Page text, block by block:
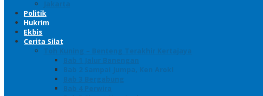
Jakarta
Politik
Hukrim
Ekbis
Cerita Silat
Toh Kuning – Benteng Terakhir Kertajaya
Bab 1 Jalur Banengan
Bab 2 Sampai Jumpa, Ken Arok!
Bab 3 Bergabung
Bab 4 Perwira